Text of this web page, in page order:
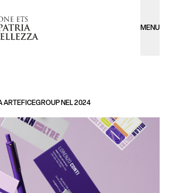
MENU
ARTEFICEGROUP NEL 2024